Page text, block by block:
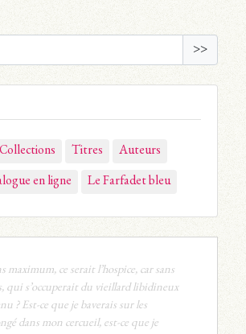
>>
Collections Titres Auteurs
en ligne Le Farfadet bleu
maximum, ce serait l’hospice, car sans
qui s’occuperait du vieillard libidineux
? Est-ce que je baverais sur les
dans mon cercueil, est-ce que je